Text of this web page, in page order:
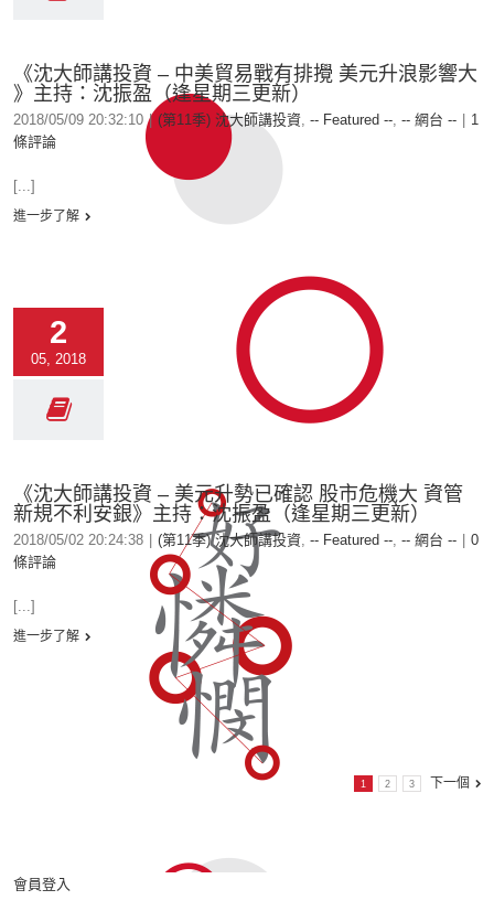
《沈大師講投資 – 中美貿易戰有排攪 美元升浪影響大
》主持：沈振盈（逢星期三更新）
2018/05/09 20:32:10 | (第11季) 沈大師講投資, -- Featured --, -- 網台 --
1
條評論
[...]
進一步了解
2
05, 2018
《沈大師講投資 – 美元升勢已確認 股市危機大 資管
新規不利安銀》主持：沈振盈（逢星期三更新）
2018/05/02 20:24:38 (第11季) 沈大師講投資, -- Featured --, -- 網台 --
0
條評論
[...]
進一步了解
1 2 3 下一個
會員登入